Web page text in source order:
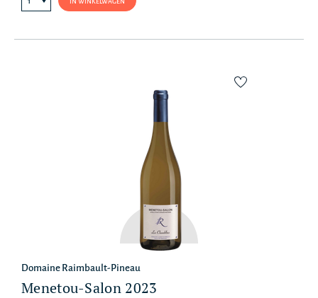
Domaine Raimbault-Pineau
Menetou-Salon 2023